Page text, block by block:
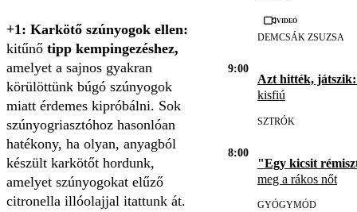
+1: Karkötő szúnyogok ellen:
kitűnő tipp kempingezéshez,
amelyet a sajnos gyakran
körülöttünk búgó szúnyogok
miatt érdemes kipróbálni. Sok
szúnyogriasztóhoz hasonlóan
hatékony, ha olyan, anyagból
készült karkötőt hordunk,
amelyet szúnyogokat elűző
citronella illóolajjal itattunk át.
Videó
DEMCSÁK ZSUZSA
9:00
Azt hitték, játszik:
kisfiú
SZTRÓK
8:00
"Egy kicsit
meg a rákos nőt
GYÓGYMÓD